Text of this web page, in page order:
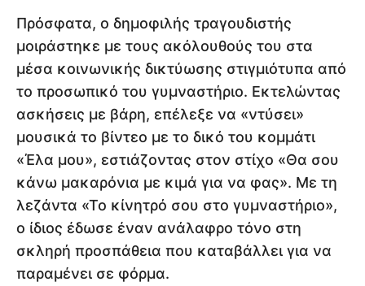
Πρόσφατα, ο δημοφιλής τραγουδιστής
μοιράστηκε με τους ακόλουθούς του στα
μέσα κοινωνικής δικτύωσης στιγμιότυπα από
το προσωπικό του γυμναστήριο. Εκτελώντας
ασκήσεις με βάρη, επέλεξε να «ντύσει»
μουσικά το βίντεο με το δικό του κομμάτι
«Έλα μου», εστιάζοντας στον στίχο «Θα σου
κάνω μακαρόνια με κιμά για να φας». Με τη
λεζάντα «Το κίνητρό σου στο γυμναστήριο»,
ο ίδιος έδωσε έναν ανάλαφρο τόνο στη
σκληρή προσπάθεια που καταβάλλει για να
παραμένει σε φόρμα.